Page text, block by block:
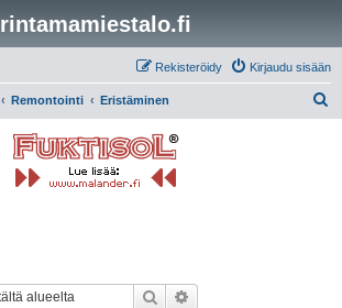
rintamamiestalo.fi
Kirjaudu sisään
Rekisteröidy
Remontointi Eristäminen
Etsi